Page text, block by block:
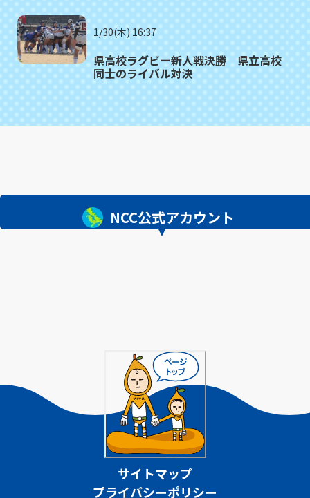
1/30(木) 16:37
県高校ラグビー新人戦決勝 県立高校
同士のライバル対決
NCC公式アカウント
サイトマップ
プライバシーポリシー